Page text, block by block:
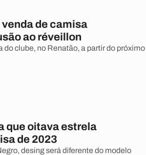
de camisa
ao réveillon
do clube, no Renatão, a partir do próximo
que oitava estrela
de 2023
desing será diferente do modelo